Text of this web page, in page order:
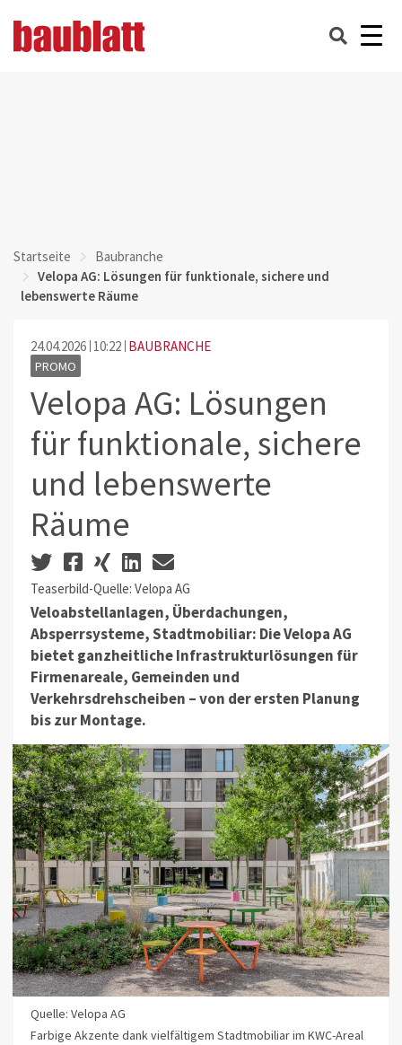
Startseite
Baubranche
Velopa AG: Lösungen für funktionale, sichere und
lebenswerte Räume
24.04.2026 10:22 BAUBRANCHE
PROMO
Velopa AG: Lösungen
für funktionale, sichere
und lebenswerte
Räume
Teaserbild-Quelle: Velopa AG
Veloabstellanlagen, Überdachungen,
Absperrsysteme, Stadtmobiliar: Die Velopa AG
bietet ganzheitliche Infrastrukturlösungen für
Firmenareale, Gemeinden und
Verkehrsdrehscheiben – von der ersten Planung
bis zur Montage.
Quelle: Velopa AG
Farbige Akzente dank vielfältigem Stadtmobiliar im KWC-Areal